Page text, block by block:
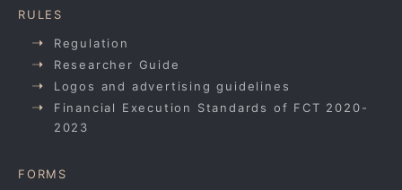
RULES
Regulation
Researcher Guide
Logos and advertising guidelines
Financial Execution Standards of FCT 2020-
2023
FORMS